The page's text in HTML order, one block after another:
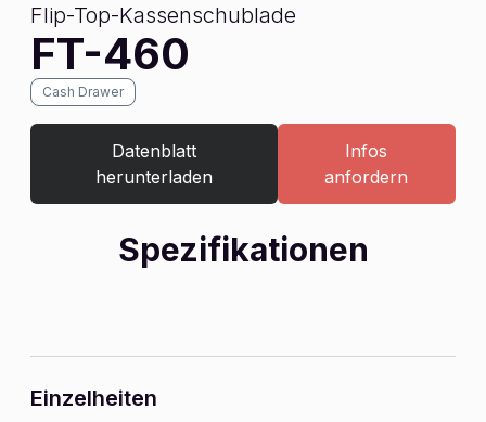
Flip-Top-Kassenschublade
FT-460
Cash Drawer
Datenblatt
herunterladen
Infos
anfordern
Spezifikationen
Einzelheiten